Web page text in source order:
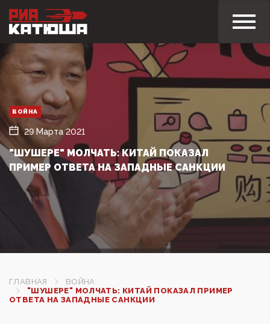
ВОЙНА
29 Марта 2021
"ШУШЕРЕ" МОЛЧАТЬ: КИТАЙ ПОКАЗАЛ
ПРИМЕР ОТВЕТА НА ЗАПАДНЫЕ САНКЦИИ
ГЛАВНАЯ
ВОЙНА
"ШУШЕРЕ" МОЛЧАТЬ: КИТАЙ ПОКАЗАЛ ПРИМЕР
ОТВЕТА НА ЗАПАДНЫЕ САНКЦИИ